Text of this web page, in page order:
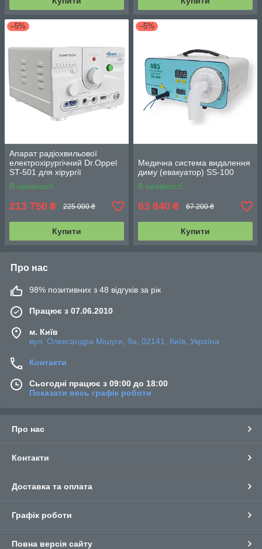
–5%
Апарат радіохвильової
електрохірургічний Dr.Oppel
ST-501 для хірургії
В наявності
213 750 ₴ 225 000 ₴
Купити
–5%
Медична система видалення
диму (евакуатор) SS-100
В наявності
63 840 ₴ 67 200 ₴
Купити
Про нас
98% позитивних з 48 відгуків за рік
Працює з 07.06.2010
м. Київ
вул. Олександра Мішуги, 9а, 02141, Київ, Україна
Контакти
Сьогодні працює з 09:00 до 18:00
Показати весь графік роботи
Про нас
Контакти
Доставка та оплата
Графік роботи
Повна версія сайту